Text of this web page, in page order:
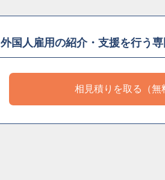
外国人雇用の紹介・支援を行う
相見積りを取る（無